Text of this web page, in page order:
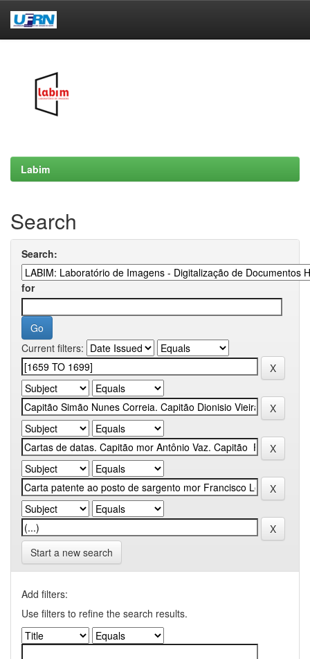
Labim
Search
Search:
for
Current filters:
Start a new search
Add filters:
Use filters to refine the search results.